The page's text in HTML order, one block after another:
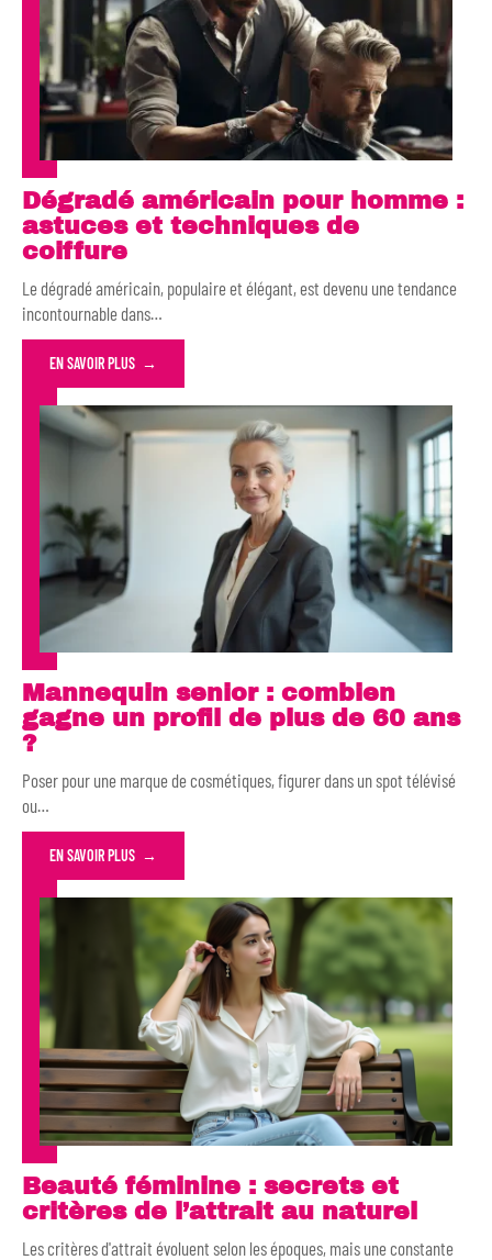
Dégradé américain pour homme :
astuces et techniques de
coiffure
Le dégradé américain, populaire et élégant, est devenu une tendance
incontournable dans…
EN SAVOIR PLUS
Mannequin senior : combien
gagne un profil de plus de 60 ans
?
Poser pour une marque de cosmétiques, figurer dans un spot télévisé
ou…
EN SAVOIR PLUS
Beauté féminine : secrets et
critères de l’attrait au naturel
Les critères d'attrait évoluent selon les époques, mais une constante